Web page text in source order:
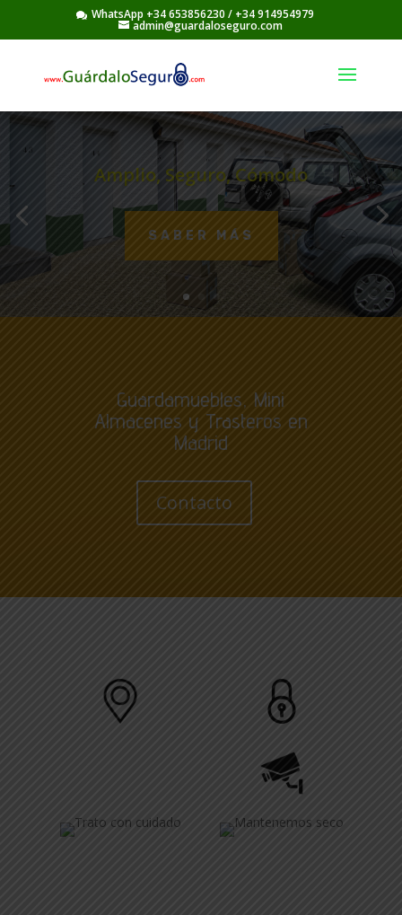
WhatsApp +34 653856230 / +34 914954979
admin@guardaloseguro.com
Amplio, Seguro, Cómodo
SABER MÁS
Guardamuebles, Mini
Almacenes y Trasteros en
Madrid
Contacto